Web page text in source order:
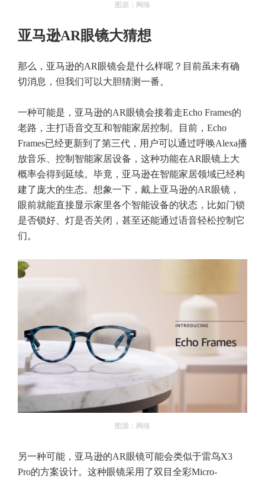
图源：网络
亚马逊AR眼镜大猜想
那么，亚马逊的AR眼镜会是什么样呢？目前虽未有确
切消息，但我们可以大胆猜测一番。
一种可能是，亚马逊的AR眼镜会接着走Echo Frames的
老路，主打语音交互和智能家居控制。目前，Echo
Frames已经更新到了第三代，用户可以通过呼唤Alexa播
放音乐、控制智能家居设备，这种功能在AR眼镜上大
概率会得到延续。毕竟，亚马逊在智能家居领域已经构
建了庞大的生态。想象一下，戴上亚马逊的AR眼镜，
眼前就能直接显示家里各个智能设备的状态，比如门锁
是否锁好、灯是否关闭，甚至还能通过语音轻松控制它
们。
图源：网络
另一种可能，亚马逊的AR眼镜可能会类似于雷鸟X3
Pro的方案设计。这种眼镜采用了双目全彩Micro-